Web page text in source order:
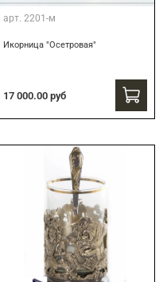
арт. 2201-м
Икорница "Осетровая"
17 000.00 руб